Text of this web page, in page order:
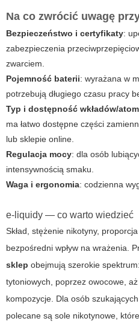
Na co zwrócić uwagę
Bezpieczeństwo i certyfikaty:
zabezpieczenia
zwarciem.
Pojemność baterii: wyrażana w
potrzebują długiego czasu pracy
Typ i dostępność wkładów/
ma łatwo dostępne części
lub sklepie online.
Regulacja mocy: dla osób
intensywnością smaku.
Waga i ergonomia: codzienna
e-liquidy — co warto wiedzieć
Skład, stężenie nikotyny,
bezpośredni wpływ na wrażenia.
sklep obejmują szerokie
tytoniowych, poprzez owocowe,
kompozycje. Dla osób
polecane są sole nikotynowe,